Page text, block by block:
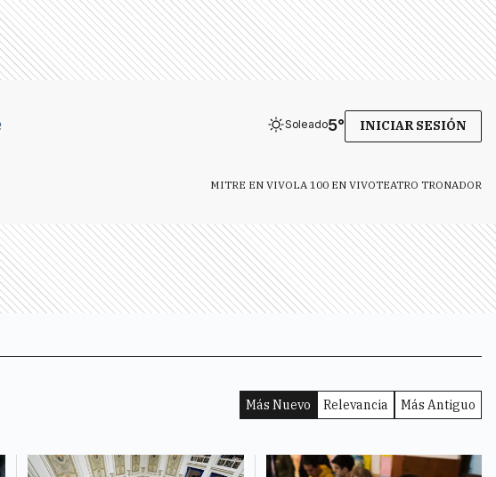
Soleado5° INICIAR SESIÓN
MITRE EN VIVOLA 100 EN VIVOTEATRO TRONADOR
Más Nuevo Relevancia Más Antiguo